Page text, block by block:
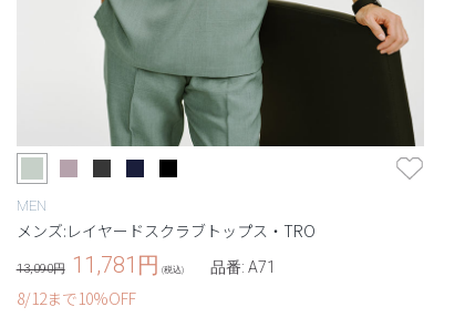
MEN
メンズ:レイヤードスクラブトップス・TRO
13,090円 11,781 円 (税込) 品番: A71
8/12まで10%OFF